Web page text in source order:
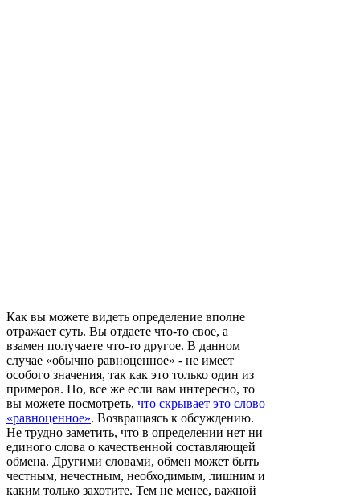
Как вы можете видеть определение вполне
отражает суть. Вы отдаете что-то свое, а
взамен получаете что-то другое. В данном
случае «обычно равноценное» - не имеет
особого значения, так как это только один из
примеров. Но, все же если вам интересно, то
вы можете посмотреть, что скрывает это слово
«равноценное». Возвращаясь к обсуждению.
Не трудно заметить, что в определении нет ни
единого слова о качественной составляющей
обмена. Другими словами, обмен может быть
честным, нечестным, необходимым, лишним и
каким только захотите. Тем не менее, важной